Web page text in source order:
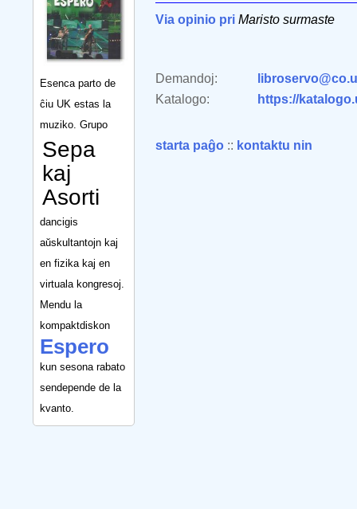
Esenca parto de
ĉiu UK estas la
muziko. Grupo
Sepa
kaj
Asorti
dancigis
aŭskultantojn kaj
en fizika kaj en
virtuala kongresoj.
Mendu la
kompaktdiskon
Espero
kun sesona rabato
sendepende de la
kvanto.
Via opinio pri Maristo surmaste
Demandoj:
Katalogo:
https://
starta paĝo :: kontaktu nin